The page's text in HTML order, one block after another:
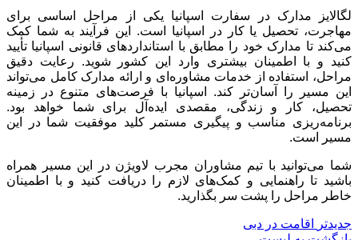
لگالایز مدارک در سفارت اسپانیا یکی از مراحل اساسی برای
مهاجرت، تحصیل یا کار در اسپانیا است. این فرآیند به شما کمک
می‌کند تا مدارک خود را مطابق با استانداردهای قانونی اسپانیا تأیید
کنید و با اطمینان بیشتری وارد این کشور شوید. رعایت دقیق
مراحل، استفاده از خدمات مشاوره‌ای و ارائه مدارک کامل می‌تواند
این مسیر را آسان‌تر کند. اسپانیا با فرصت‌های متنوع در زمینه
تحصیل، کار و زندگی، مقصدی ایده‌آل برای شما خواهد بود.
برنامه‌ریزی مناسب و پیگیری مستمر کلید موفقیت شما در این
مسیر است.
شما می‌توانید با تیم مشاوران مجرب لاویژن در این مسیر همراه
باشید تا راهنمایی و کمک‌های لازم را دریافت کنید و با اطمینان
خاطر مراحل را پشت سر بگذارید.
جدیدتر
اقامت در دبی